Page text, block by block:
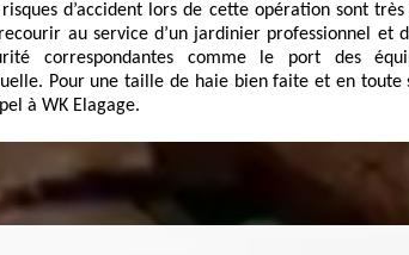
d’accident lors de cette opération sont
au service d’un jardinier professionnel et
correspondantes comme le port des
Pour une taille de haie bien faite et en toute
à WK Elagage.